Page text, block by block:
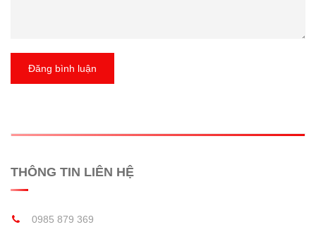
Đăng bình luận
THÔNG TIN LIÊN HỆ
0985 879 369